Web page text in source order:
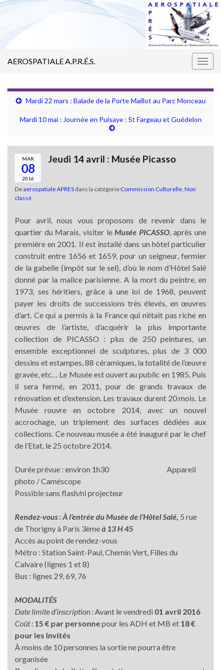
AEROSPATIALE A.P.R.É.S.
Mardi 22 mars : Balade de la Porte Maillot au Parc Monceau
Mardi 10 mai : Journée en Puisaye : St Fargeau et Guédelon
MAR
08
2016
Jeudi 14 avril : Musée Picasso
Deaerospatiale APRES dans la catégorie Commission Culturelle Non
classé
Pour avril, nous vous proposons de revenir dans le
quartier du Marais, visiter le Musée PICASSO, après une
première en 2001. Il est installé dans un hôtel particulier
construit entre 1656 et 1659, pour un seigneur, fermier
de la gabelle (impôt sur le sel), d’où le nom d’Hôtel Salé
donné par la malice parisienne. A la mort du peintre, en
1973, ses héritiers, grâce à une loi de 1968, peuvent
payer les droits de successions très élevés, en œuvres
d’art. Ce qui a permis à la France qui n’était pas riche en
œuvres de l’artiste, d’acquérir la plus importante
collection de PICASSO : plus de 250 peintures, un
ensemble exceptionnel de sculptures, plus de 3 000
dessins et estampes, 88 céramiques, la totalité de l’œuvre
gravée, etc… Le Musée est ouvert au public en 1985. Puis
il sera fermé, en 2011, pour de grands travaux de
rénovation et d’extension. Les travaux durent 20 mois. Le
Musée rouvre en octobre 2014, avec un nouvel
accrochage, un triplement des surfaces dédiées aux
collections. Ce nouveau musée a été inauguré par le chef
de l’Etat, le 25 octobre 2014.
Durée prévue : environ 1h30 Appareil
photo / Caméscope
Possible sans flash/ni projecteur
Rendez-vous : À l’entrée du Musée de l’Hôtel Salé, 5 rue
de Thorigny à Paris 3èmeà 13 H 45
Accès au point de rendez-vous
Métro : Station Saint-Paul, Chemin Vert, Filles du
Calvaire (lignes 1 et 8)
Bus : lignes 29, 69, 76
MODALITÉS
Date limite d’inscription : Avant le vendredi 01 avril 2016
Coût : 15 € par personnepour les ADH et MB et 18 €
pour les Invités
À moins de 10 personnes la sortie ne pourra être
organisée